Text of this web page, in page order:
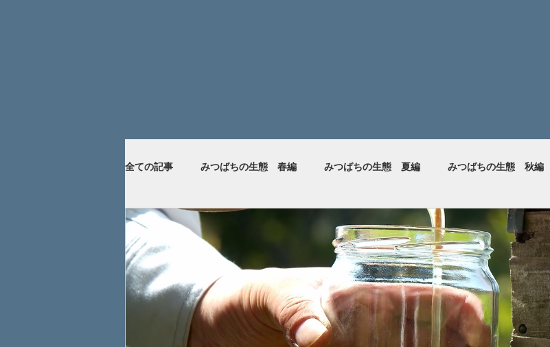
全ての記事 みつばちの生態 春編 みつばちの生態 夏編 みつばちの生態 秋編